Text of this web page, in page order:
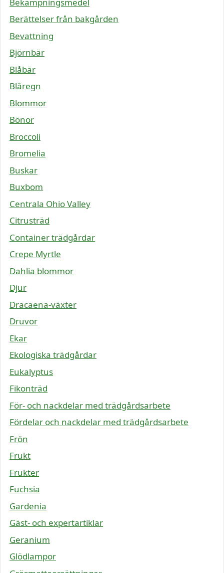
Berättelser från bakgården
Bevattning
Björnbär
Blåbär
Blåregn
Blommor
Bönor
Broccoli
Bromelia
Buskar
Buxbom
Centrala Ohio Valley
Citrusträd
Container trädgårdar
Crepe Myrtle
Dahlia blommor
Djur
Dracaena-växter
Druvor
Ekar
Ekologiska trädgårdar
Eukalyptus
Fikonträd
För- och nackdelar med trädgårdsarbete
Fördelar och nackdelar med trädgårdsarbete
Frön
Frukt
Frukter
Fuchsia
Gardenia
Gäst- och expertartiklar
Geranium
Glödlampor